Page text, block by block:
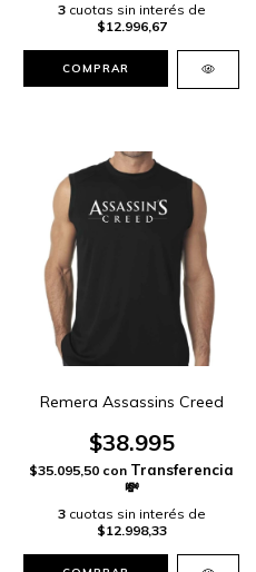
3 cuotas sin interés de
$12.996,67
COMPRAR
Remera Assassins Creed
$38.995
$35.095,50 con
3 cuotas sin interés de
$12.998,33